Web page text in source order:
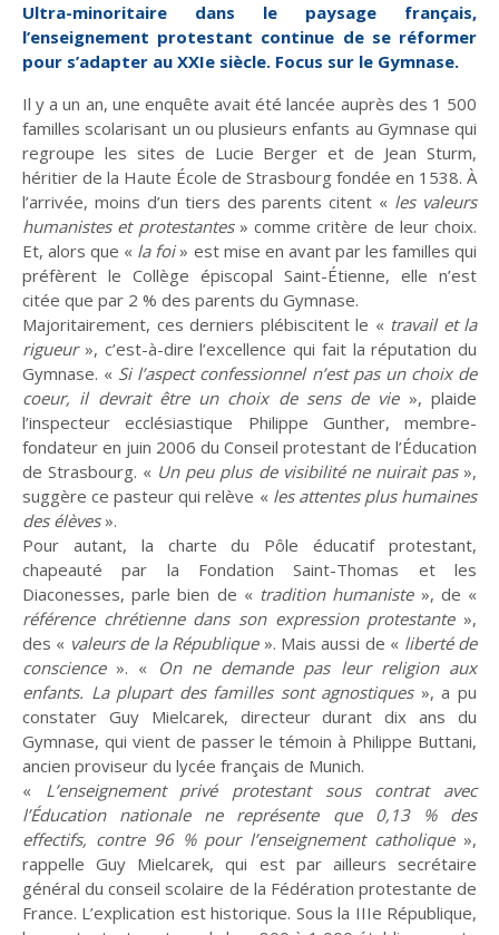
place
de la violence
Les liens de chœur
Les voix de la
transmission
Ultra-minoritaire dans le paysage français,
l’enseignement protestant continue de se réformer
pour s’adapter au XXIe siècle. Focus sur le Gymnase.
Il y a un an, une enquête avait été lancée auprès des 1 500
familles scolarisant un ou plusieurs enfants au Gymnase qui
regroupe les sites de Lucie Berger et de Jean Sturm,
héritier de la Haute École de Strasbourg fondée en 1538. À
l’arrivée, moins d’un tiers des parents citent « les valeurs
humanistes et protestantes» comme critère de leur choix.
Et, alors que « la foi» est mise en avant par les familles qui
préfèrent le Collège épiscopal Saint-Étienne, elle n’est
citée que par 2 % des parents du Gymnase.
Majoritairement, ces derniers plébiscitent le « travail et la
rigueur», c’est-à-dire l’excellence qui fait la réputation du
Gymnase. « Si l’aspect confessionnel n’est pas un choix de
coeur, il devrait être un choix de sens de vie», plaide
l’inspecteur ecclésiastique Philippe Gunther, membre-
fondateur en juin 2006 du Conseil protestant de l’Éducation
de Strasbourg. « Un peu plus de visibilité ne nuirait pas»,
suggère ce pasteur qui relève « les attentes plus humaines
des élèves».
Pour autant, la charte du Pôle éducatif protestant,
chapeauté par la Fondation Saint-Thomas et les
Diaconesses, parle bien de « tradition humaniste», de «
référence chrétienne dans son expression protestante»,
des « valeurs de la République». Mais aussi de « liberté de
conscience». «
On ne demande pas leur religion aux
enfants. La plupart des familles sont agnostiques», a pu
constater Guy Mielcarek, directeur durant dix ans du
Gymnase, qui vient de passer le témoin à Philippe Buttani,
ancien proviseur du lycée français de Munich.
« L’enseignement privé protestant sous contrat avec
l’Éducation nationale ne représente que 0,13 % des
effectifs, contre 96 % pour l’enseignement catholique»,
rappelle Guy Mielcarek, qui est par ailleurs secrétaire
général du conseil scolaire de la Fédération protestante de
France. L’explication est historique. Sous la IIIe République,